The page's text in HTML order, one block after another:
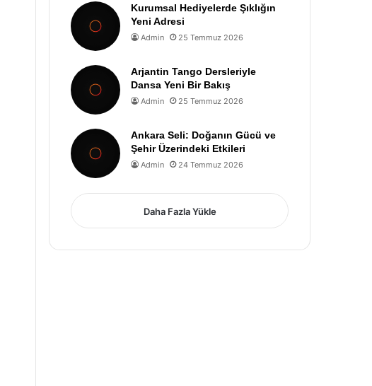
Kurumsal Hediyelerde Şıklığın
Yeni Adresi
Admin 25 Temmuz 2026
Arjantin Tango Dersleriyle
Dansa Yeni Bir Bakış
Admin 25 Temmuz 2026
Ankara Seli: Doğanın Gücü ve
Şehir Üzerindeki Etkileri
Admin 24 Temmuz 2026
Daha Fazla Yükle